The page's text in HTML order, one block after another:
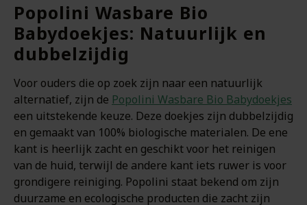
Popolini Wasbare Bio
Babydoekjes: Natuurlijk en
dubbelzijdig
Voor ouders die op zoek zijn naar een natuurlijk
alternatief, zijn de Popolini Wasbare Bio Babydoekjes
een uitstekende keuze. Deze doekjes zijn dubbelzijdig
en gemaakt van 100% biologische materialen. De ene
kant is heerlijk zacht en geschikt voor het reinigen
van de huid, terwijl de andere kant iets ruwer is voor
grondigere reiniging. Popolini staat bekend om zijn
duurzame en ecologische producten die zacht zijn